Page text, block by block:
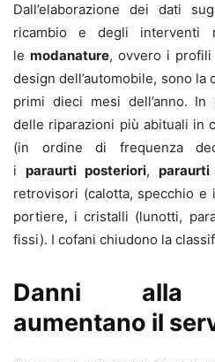
Dall’elaborazione dei dati
ricambio e degli interventi
le modanature, ovvero i
design dell’automobile, sono la
primi dieci mesi dell’anno. In
delle riparazioni più abituali in
(in ordine di frequenza
i paraurti posteriori,
retrovisori (calotta, specchio
portiere, i cristalli (lunotti,
fissi). I cofani chiudono la
Danni alla
aumentano il